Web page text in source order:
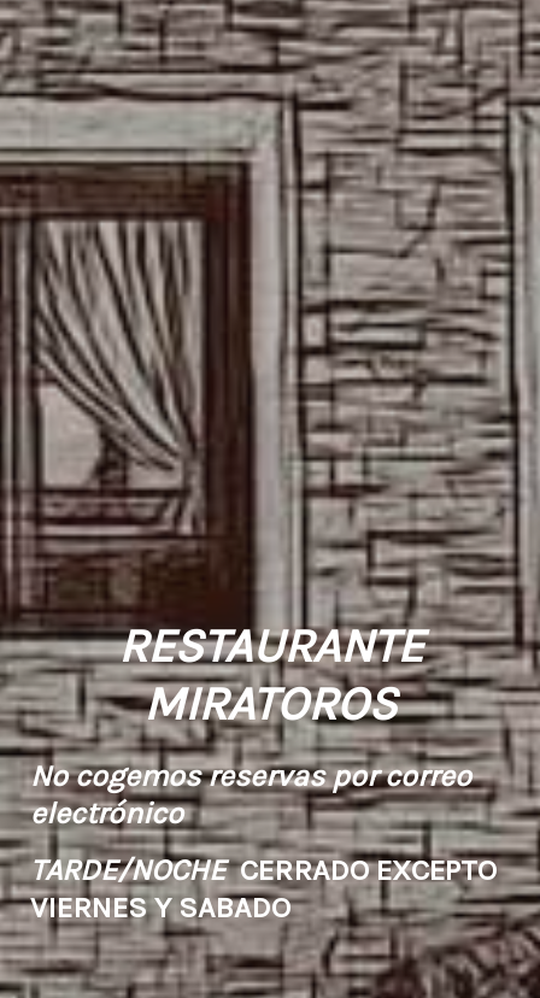
RESTAURANTE
MIRATOROS
No cogemos reservas por correo
electrónico
TARDE/NOCHECERRADO EXCEPTO
VIERNES Y SABADO